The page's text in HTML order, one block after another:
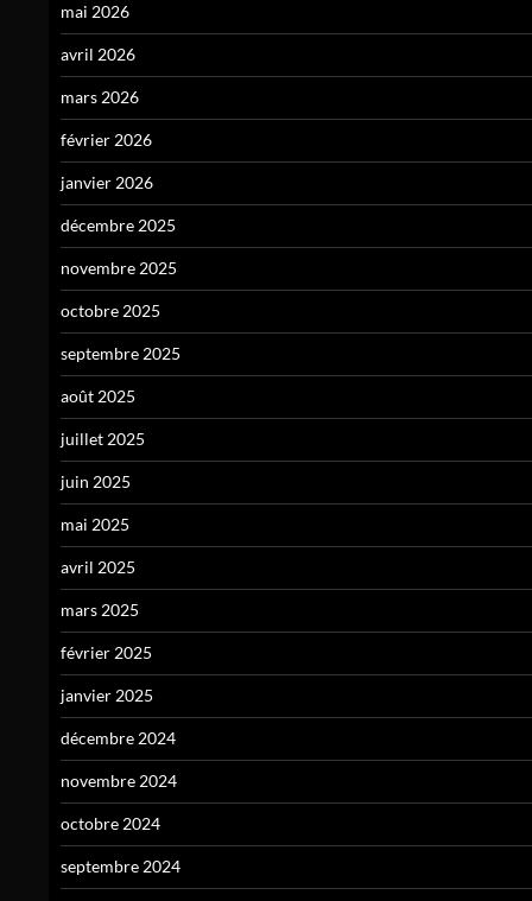
mai 2026
avril 2026
mars 2026
février 2026
janvier 2026
décembre 2025
novembre 2025
octobre 2025
septembre 2025
août 2025
juillet 2025
juin 2025
mai 2025
avril 2025
mars 2025
février 2025
janvier 2025
décembre 2024
novembre 2024
octobre 2024
septembre 2024